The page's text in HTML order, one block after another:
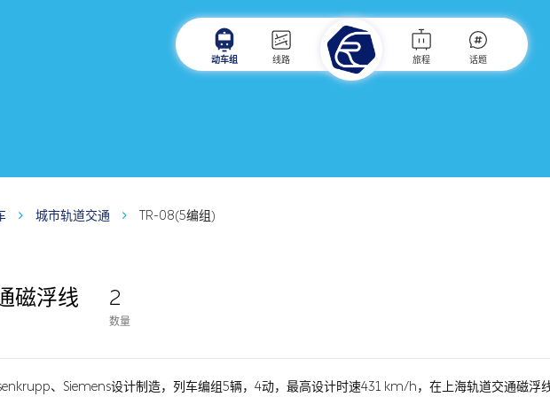
动车组 线路 旅程 话题
城市轨道交通 TR-08(5编组)
磁浮线 2
数量
、Siemens设计制造，列车编组5辆，4动，最高设计时速431 km/h，在上海轨道交通磁浮线